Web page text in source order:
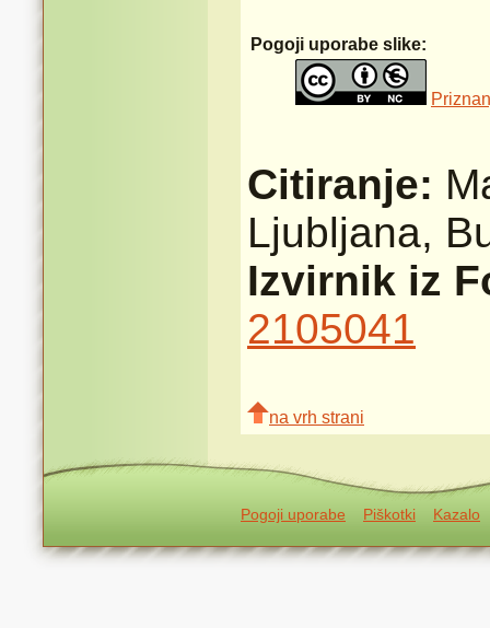
Pogoji uporabe slike:
Citiranje:
Ljubljana,
Izvirnik iz
2105041
na vrh strani
Pogoji uporabe Piškotki Kazalo